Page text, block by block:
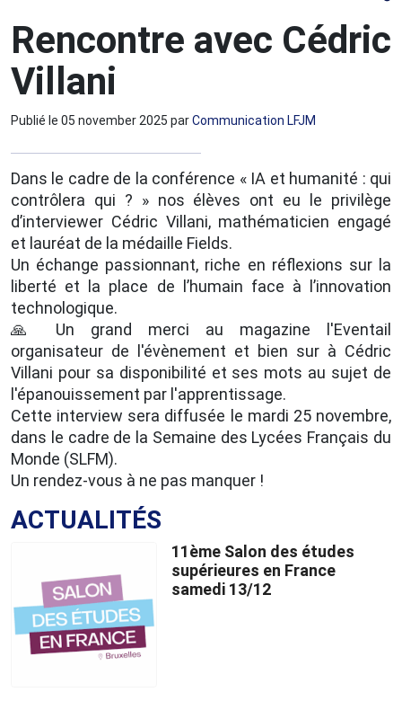
Rencontre avec Cédric
Villani
Publié le 05 november 2025 parCommunication LFJM
Dans le cadre de la conférence « IA et humanité : qui
contrôlera qui ? » nos élèves ont eu le privilège
d’interviewer Cédric Villani, mathématicien engagé
et lauréat de la médaille Fields.
Un échange passionnant, riche en réflexions sur la
liberté et la place de l’humain face à l’innovation
technologique.
🙏 Un grand merci au magazine l'Eventail
organisateur de l'évènement et bien sur à Cédric
Villani pour sa disponibilité et ses mots au sujet de
l'épanouissement par l'apprentissage.
Cette interview sera diffusée le mardi 25 novembre,
dans le cadre de la Semaine des Lycées Français du
Monde (SLFM).
Un rendez-vous à ne pas manquer !
ACTUALITÉS
11ème Salon des études
supérieures en France
samedi 13/12